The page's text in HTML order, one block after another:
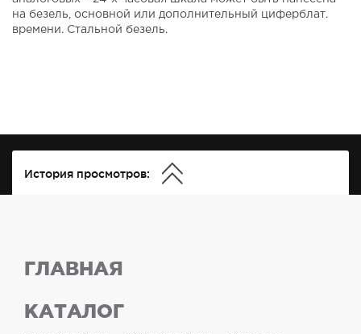
на безель, основной или дополнительный циферблат.
времени. Стальной безель.
История просмотров:
ГЛАВНАЯ
КАТАЛОГ